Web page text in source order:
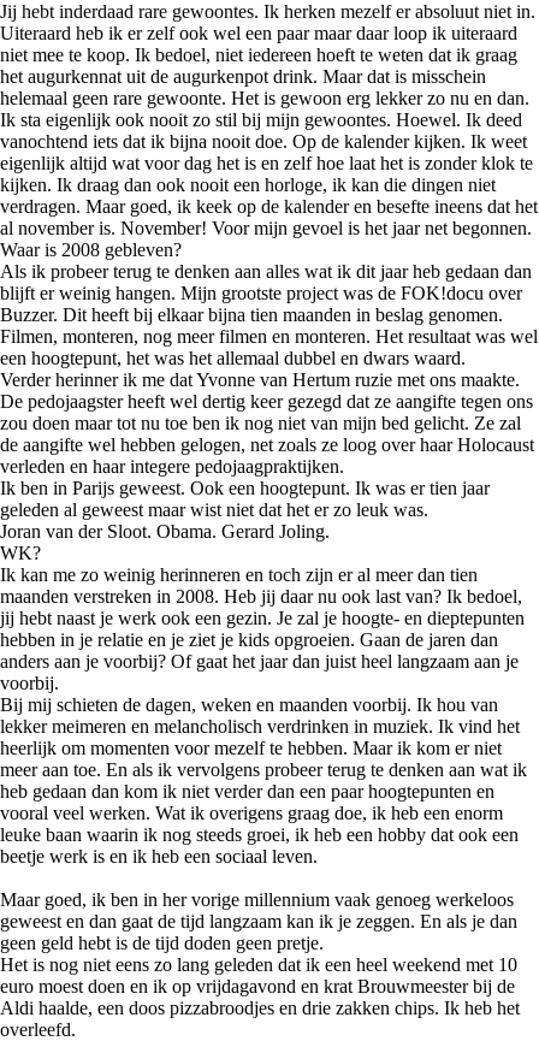
Jij hebt inderdaad rare gewoontes. Ik herken mezelf er absoluut niet in.
Uiteraard heb ik er zelf ook wel een paar maar daar loop ik uiteraard
niet mee te koop. Ik bedoel, niet iedereen hoeft te weten dat ik graag
het augurkennat uit de augurkenpot drink. Maar dat is misschein
helemaal geen rare gewoonte. Het is gewoon erg lekker zo nu en dan.
Ik sta eigenlijk ook nooit zo stil bij mijn gewoontes. Hoewel. Ik deed
vanochtend iets dat ik bijna nooit doe. Op de kalender kijken. Ik weet
eigenlijk altijd wat voor dag het is en zelf hoe laat het is zonder klok te
kijken. Ik draag dan ook nooit een horloge, ik kan die dingen niet
verdragen. Maar goed, ik keek op de kalender en besefte ineens dat het
al november is. November! Voor mijn gevoel is het jaar net begonnen.
Waar is 2008 gebleven?
Als ik probeer terug te denken aan alles wat ik dit jaar heb gedaan dan
blijft er weinig hangen. Mijn grootste project was de FOK!docu over
Buzzer. Dit heeft bij elkaar bijna tien maanden in beslag genomen.
Filmen, monteren, nog meer filmen en monteren. Het resultaat was wel
een hoogtepunt, het was het allemaal dubbel en dwars waard.
Verder herinner ik me dat Yvonne van Hertum ruzie met ons maakte.
De pedojaagster heeft wel dertig keer gezegd dat ze aangifte tegen ons
zou doen maar tot nu toe ben ik nog niet van mijn bed gelicht. Ze zal
de aangifte wel hebben gelogen, net zoals ze loog over haar Holocaust
verleden en haar integere pedojaagpraktijken.
Ik ben in Parijs geweest. Ook een hoogtepunt. Ik was er tien jaar
geleden al geweest maar wist niet dat het er zo leuk was.
Joran van der Sloot. Obama. Gerard Joling.
WK?
Ik kan me zo weinig herinneren en toch zijn er al meer dan tien
maanden verstreken in 2008. Heb jij daar nu ook last van? Ik bedoel,
jij hebt naast je werk ook een gezin. Je zal je hoogte- en dieptepunten
hebben in je relatie en je ziet je kids opgroeien. Gaan de jaren dan
anders aan je voorbij? Of gaat het jaar dan juist heel langzaam aan je
voorbij.
Bij mij schieten de dagen, weken en maanden voorbij. Ik hou van
lekker meimeren en melancholisch verdrinken in muziek. Ik vind het
heerlijk om momenten voor mezelf te hebben. Maar ik kom er niet
meer aan toe. En als ik vervolgens probeer terug te denken aan wat ik
heb gedaan dan kom ik niet verder dan een paar hoogtepunten en
vooral veel werken. Wat ik overigens graag doe, ik heb een enorm
leuke baan waarin ik nog steeds groei, ik heb een hobby dat ook een
beetje werk is en ik heb een sociaal leven.
Maar goed, ik ben in her vorige millennium vaak genoeg werkeloos
geweest en dan gaat de tijd langzaam kan ik je zeggen. En als je dan
geen geld hebt is de tijd doden geen pretje.
Het is nog niet eens zo lang geleden dat ik een heel weekend met 10
euro moest doen en ik op vrijdagavond en krat Brouwmeester bij de
Aldi haalde, een doos pizzabroodjes en drie zakken chips. Ik heb het
overleefd.